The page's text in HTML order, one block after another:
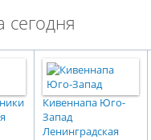
сегодня
Кивеннапа Юго-
Запад
Ленинградская